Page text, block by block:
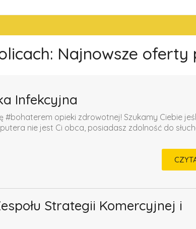
Najnowsze oferty
Infekcyjna
#bohaterem opieki zdrowotnej! Szukamy Ciebie
nie jest Ci obca, posiadasz zdolność do
Strategii Komercyjnej i